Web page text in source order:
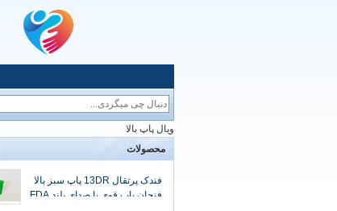
ویال پاپ بالا
محصولات
فندک پرتقال 13DR پاپ سبز بالا
فنجان پاپ قوی با صدای بلند FDA